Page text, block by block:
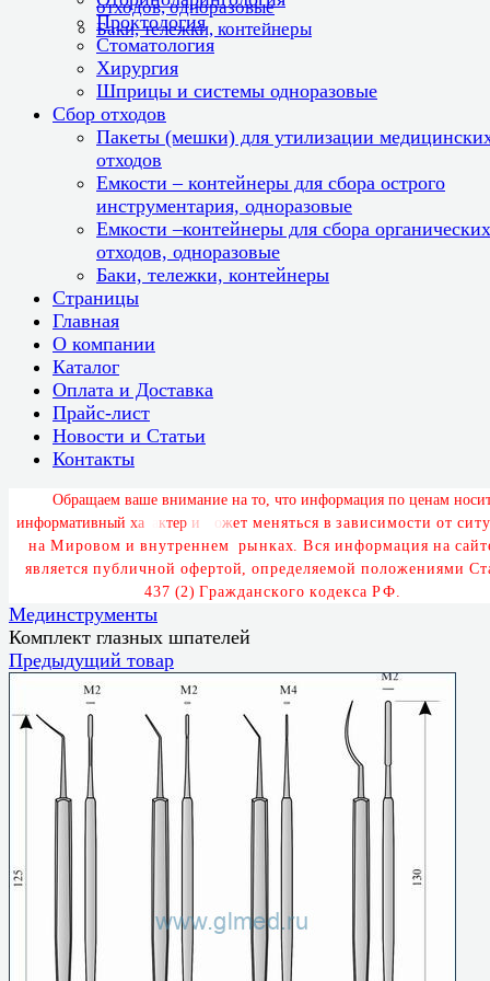
отходов, одноразовые
Баки, тележки, контейнеры
Проктология
Стоматология
Хирургия
Шприцы и системы одноразовые
Сбор отходов
Пакеты (мешки) для утилизации
отходов
Емкости – контейнеры для сбора острого
инструментария, одноразовые
Емкости –контейнеры для сбора органических
отходов, одноразовые
Баки, тележки, контейнеры
Страницы
Главная
О компании
Каталог
Оплата и Доставка
Прайс-лист
Новости и Статьи
Контакты
Обращаем ваше внимание на то, что информация по ценам носи
информативный ха актер и м ожет меняться в зависимости от ситу
на Мировом и внутреннем рынках. Вся информация на сайт
является публичной офертой, определяемой положениями Ст
437 (2) Гражданского кодекса РФ.
Мединструменты
Комплект глазных шпателей
Предыдущий товар